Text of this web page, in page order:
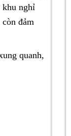
khu nghỉ
đảm
quanh,